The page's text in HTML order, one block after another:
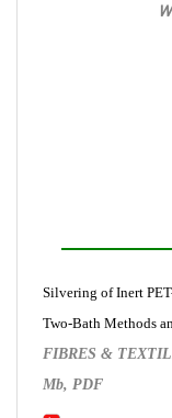
Silvering of Inert
Two-Bath Methods
FIBRES &
Mb, PDF